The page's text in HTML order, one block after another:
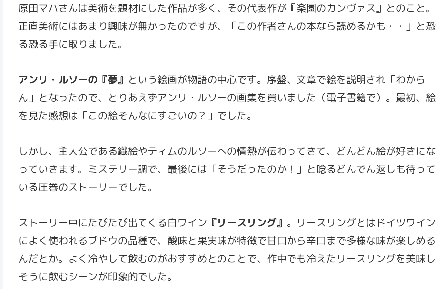
原田マハさんは美術を題材にした作品が多く、その代表作が『楽園のカンヴァス』とのこと。
正直美術にはあまり興味が無かったのですが、「この作者さんの本なら読めるかも・・」と恐
る恐る手に取りました。
アンリ・ルソーの『夢』 という絵画が物語の中心です。序盤、文章で絵を説明され「わから
ん」となったので、とりあえずアンリ・ルソーの画集を買いました（電子書籍で）。最初、絵
を見た感想は「この絵そんなにすごいの？」でした。
しかし、主人公である織絵やティムのルソーへの情熱が伝わってきて、どんどん絵が好きにな
っていきます。ミステリー調で、最後には「そうだったのか！」と唸るどんでん返しも待って
いる圧巻のストーリーでした。
ストーリー中にたびたび出てくる白ワイン 『リースリング』 。リースリングとはドイツワイン
によく使われるブドウの品種で、酸味と果実味が特徴で甘口から辛口まで多様な味が楽しめる
んだとか。よく冷やして飲むのがおすすめとのことで、作中でも冷えたリースリングを美味し
そうに飲むシーンが印象的でした。